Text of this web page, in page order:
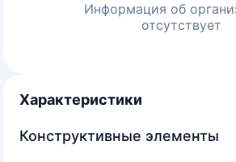
Информация об
отсутствует
Характеристики
Конструктивные элементы